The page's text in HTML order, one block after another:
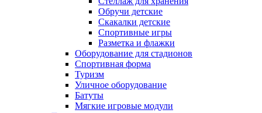
Обручи детские
Скакалки детские
Спортивные игры
Разметка и флажки
Оборудование для стадионов
Спортивная форма
Туризм
Уличное оборудование
Батуты
Мягкие игровые модули